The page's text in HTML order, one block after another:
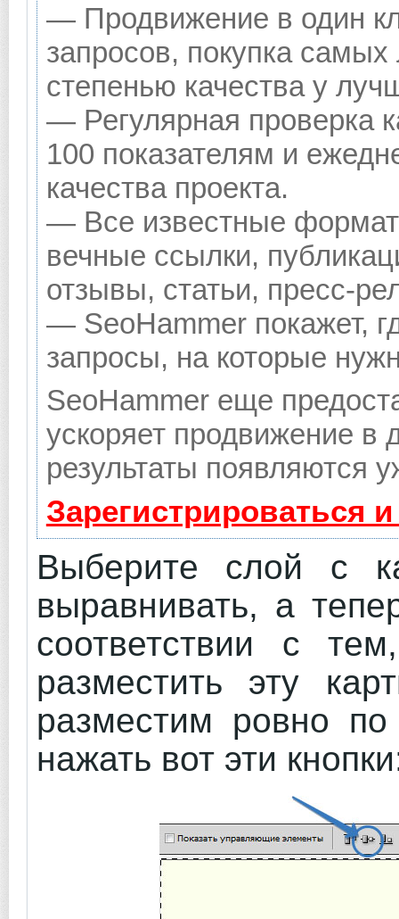
— Продвижение в один
запросов, покупка
степенью качества у
— Регулярная проверка
100 показателям и
качества проекта.
— Все известные
вечные ссылки,
отзывы, статьи, пресс-
— SeoHammer покажет,
запросы, на которые
SeoHammer еще
ускоряет продвижение в
результаты появляются
Зарегистрироваться
Выберите слой с
выравнивать, а
соответствии с
разместить эту
разместим ровно
нажать вот эти